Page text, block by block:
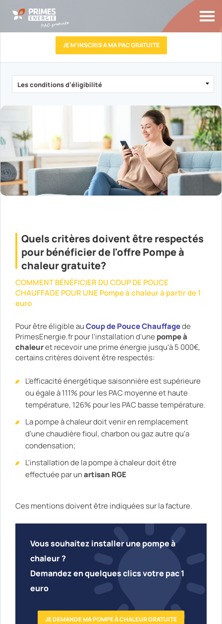
VOTRE POMPE À CHALEUR
GRATUITE C’EST POSSIBLE !
Remplacez votre vieille PAC et faites des
JE M’INSCRIS A MA PAC GRATUITE
Quels critères doivent être respectés
pour bénéficier de l'offre Pompe à
chaleur gratuite?
COMMENT BÉNÉFICIER DU COUP DE POUCE
CHAUFFAGE POUR UNE Pompe à chaleur à partir de 1
euro
Pour être éligible auCoup de Pouce Chauffagede
PrimesEnergie.fr pour l'installation d'une pompe à
chaleuret recevoir une prime énergie jusqu'à 5 000€,
certains critères doivent être respectés:
L’efficacité énergétique saisonnière est supérieure
ou égale à 111% pour les PAC moyenne et haute
température, 126% pour les PAC basse température.
La pompe à chaleur doit venir en remplacement
d'une chaudière fioul, charbon ou gaz autre qu'a
condensation;
L'installation de la pompe à chaleur doit être
effectuée par unartisan RGE
Ces mentions doivent être indiquées sur la facture.
Vous souhaitez installer une pompe à
chaleur ?
Demandez en quelques clics votre pac 1
euro
JE DEMANDE MA POMPE À CHALEUR GRATUITE